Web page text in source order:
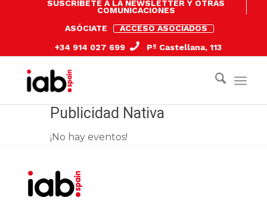
SUSCRÍBETE A LA NEWSLETTER Y OTRAS
COMUNICACIONES
ASÓCIATE
ACCESO ASOCIADOS
+34 914 027 699
Pº Castellana, 113
Publicidad Nativa
¡No hay eventos!